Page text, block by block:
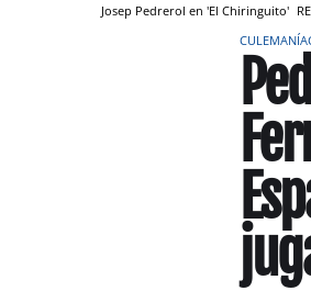
Josep Pedrerol en 'El Chiringuito'